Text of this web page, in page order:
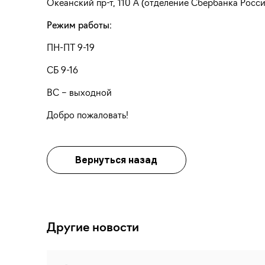
Океанский пр-т, 110 А (отделение Сбербанка
Режим работы:
ПН-ПТ 9-19
СБ 9-16
ВС – выходной
Добро пожаловать!
Вернуться назад
Другие новости